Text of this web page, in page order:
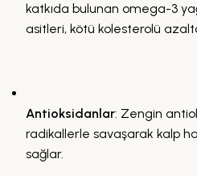
katkıda bulunan omega-3
asitleri, kötü kolesterolü
Antioksidanlar: Zengin
radikallerle savaşarak kalp
sağlar.